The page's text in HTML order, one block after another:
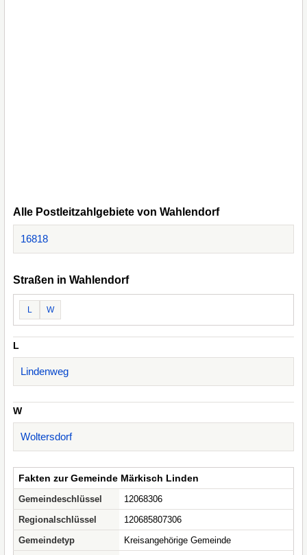
Alle Postleitzahlgebiete von Wahlendorf
16818
Straßen in Wahlendorf
L W
L
Lindenweg
W
Woltersdorf
Fakten zur Gemeinde Märkisch Linden
Gemeindeschlüssel
12068306
Regionalschlüssel
120685807306
Gemeindetyp
Kreisangehörige Gemeinde